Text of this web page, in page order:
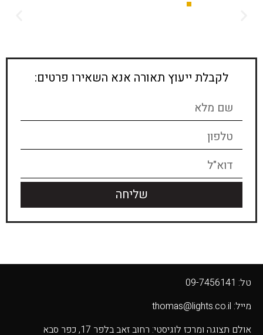
לקבלת ייעוץ תאורה אנא השאירו פרטים:
שליחה
טל: 09-7456141
מייל: thomas@lights.co.il‬
אולם תצוגה ומרכז לוגיסטי: רחוב זאב בלפר 17, כפר סבא